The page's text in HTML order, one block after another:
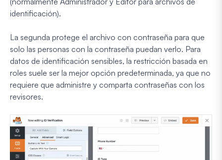
identificación).
La segunda protege el archivo con contraseña para que
solo las personas con la contraseña puedan verlo. Para
datos de identificación sensibles, la restricción basada en
roles suele ser la mejor opción predeterminada, ya que no
requiere que administre y comparta contraseñas con los
revisores.